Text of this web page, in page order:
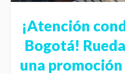
¡Atención
Bogotá!
una